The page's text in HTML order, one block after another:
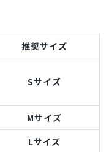
推奨サイズ
Sサイズ
Mサイズ
Lサイズ